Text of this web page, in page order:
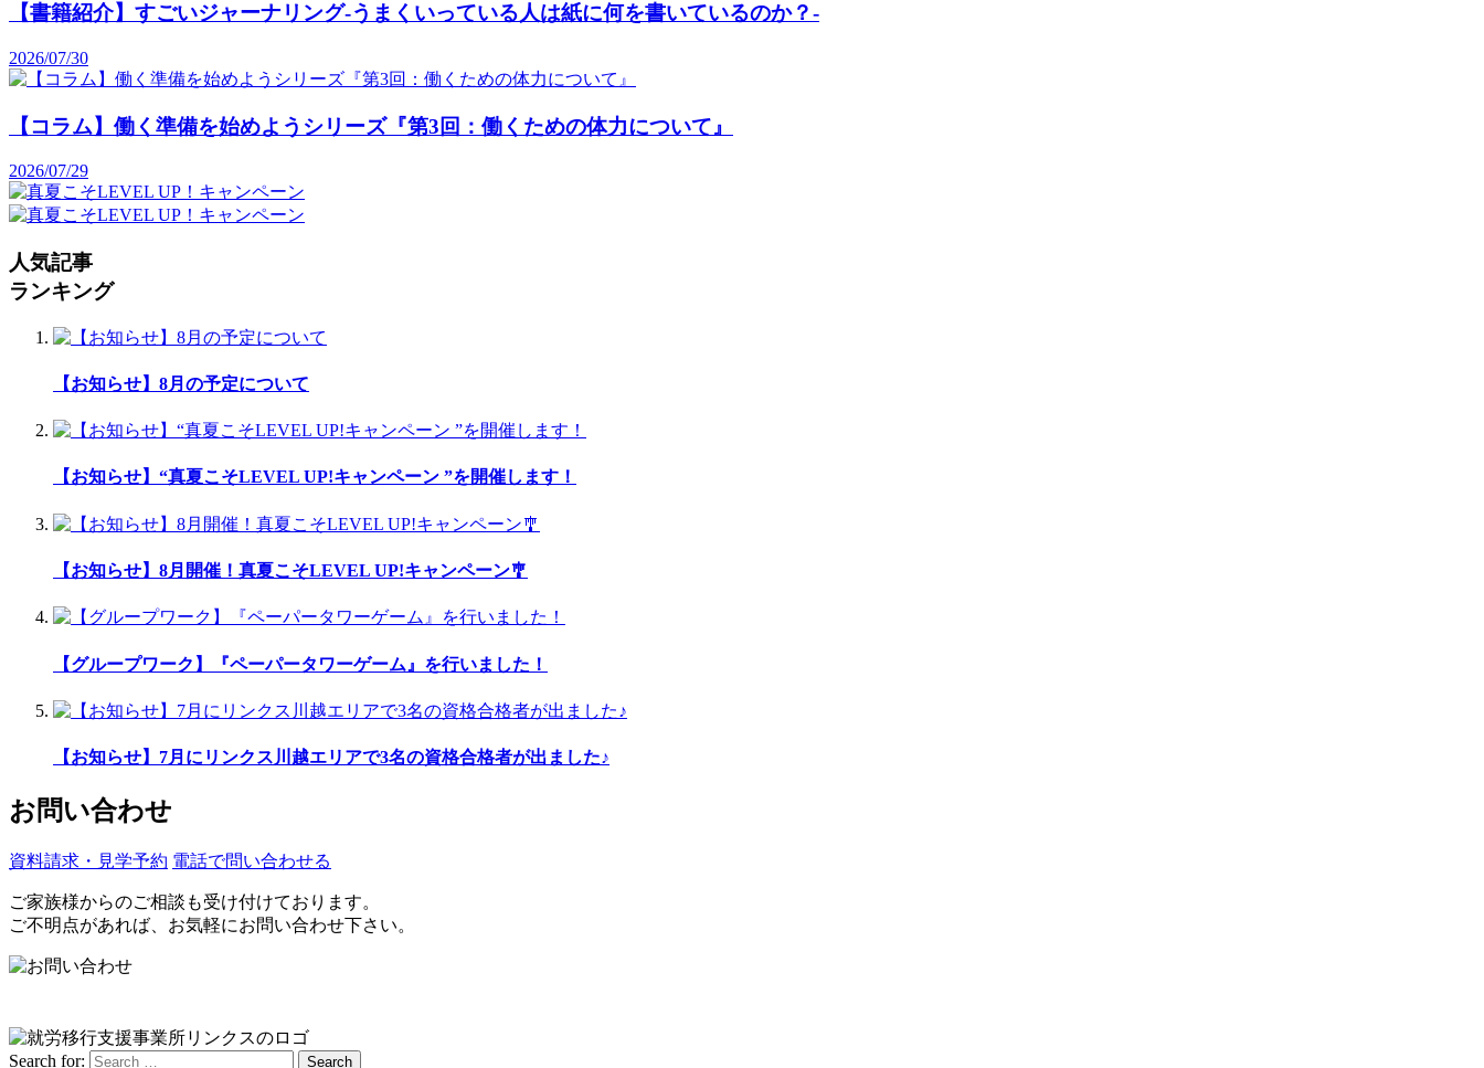
【書籍紹介】すごいジャーナリング-うまくいっている人は紙に何を書いているのか？-
2026/07/30
【コラム】働く準備を始めようシリーズ『第3回：働くための体力について』
2026/07/29
人気記事
ランキング
【お知らせ】8月の予定について
【お知らせ】“真夏こそLEVEL UP!キャンペーン ”を開催します！
【お知らせ】8月開催！真夏こそLEVEL UP!キャンペーン🎐
【グループワーク】『ペーパータワーゲーム』を行いました！
【お知らせ】7月にリンクス川越エリアで3名の資格合格者が出ました♪
お問い合わせ
資料請求・見学予約 電話で問い合わせる
ご家族様からのご相談も受け付けております。
ご不明点があれば、お気軽にお問い合わせ下さい。
Search for: Search